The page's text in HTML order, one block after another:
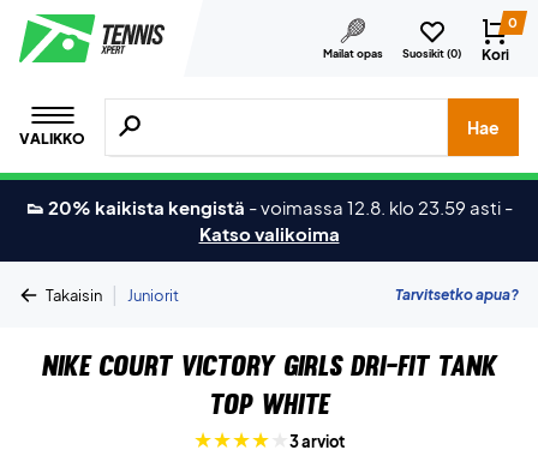
Mailat opas Suosikit (0)
0
Kori
VALIKKO
Hae tuotteita, merkkejä jne.
Hae
👟 20% kaikista kengistä -voimassa 12.8. klo 23.59 asti -
Katso valikoima
Takaisin | Juniorit Tarvitsetko apua?
Nike Court Victory Girls Dri-FIT Tank
Top White
3 arviot